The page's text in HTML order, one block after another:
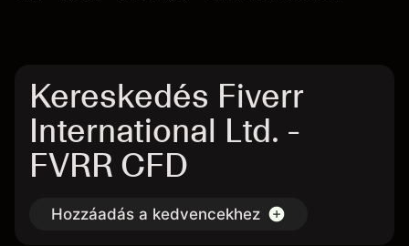
Kereskedés Fiverr
International Ltd. -
FVRR CFD
Hozzáadás a kedvencekhez